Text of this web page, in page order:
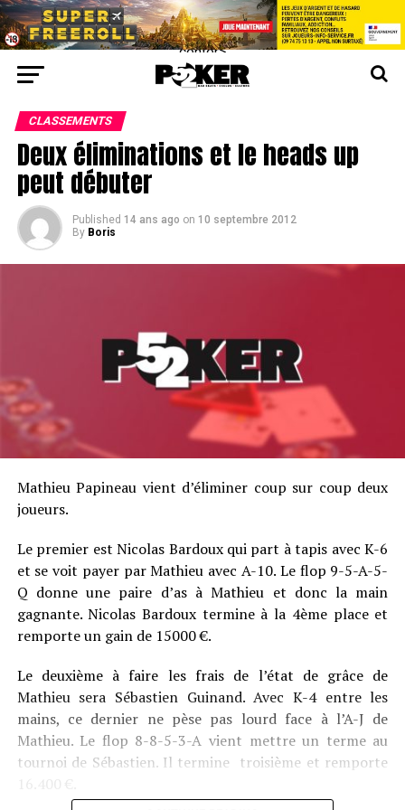
center>
CLASSEMENTS
Deux éliminations et le heads up
peut débuter
Published 14 ans ago on 10 septembre 2012
By Boris
Mathieu Papineau vient d’éliminer coup sur coup deux
joueurs.
Le premier est Nicolas Bardoux qui part à tapis avec K-6
et se voit payer par Mathieu avec A-10. Le flop 9-5-A-5-
Q donne une paire d’as à Mathieu et donc la main
gagnante. Nicolas Bardoux termine à la 4ème place et
remporte un gain de 15000 €.
Le deuxième à faire les frais de l’état de grâce de
Mathieu sera Sébastien Guinand. Avec K-4 entre les
mains, ce dernier ne pèse pas lourd face à l’A-J de
Mathieu. Le flop 8-8-5-3-A vient mettre un terme au
tournoi de Sébastien. Il termine troisième et remporte